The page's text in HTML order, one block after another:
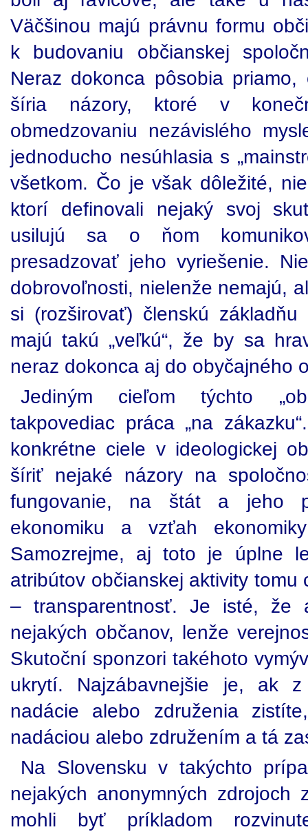
Väčšinou majú právnu formu
k budovaniu občianskej
Neraz dokonca pôsobia
šíria názory, ktoré v
obmedzovaniu nezávislého
jednoducho nesúhlasia s
všetkom. Čo je však dôležité,
ktorí definovali nejaký svoj
usilujú sa o ňom
presadzovať jeho vyriešenie.
dobrovoľnosti, nielenže nemajú,
si (rozširovať) členskú
majú takú „veľkú“, že by sa
neraz dokonca aj do obyčajného
Jediným cieľom týchto
takpovediac práca „na
konkrétne ciele v ideologickej
šíriť nejaké názory na
fungovanie, na štát a jeho
ekonomiku a vzťah
Samozrejme, aj toto je úplne
atribútov občianskej aktivity
– transparentnosť. Je isté, že
nejakých občanov, lenže
Skutoční sponzori takéhoto
ukrytí. Najzábavnejšie je, ak
nadácie alebo združenia
nadáciou alebo združením a tá
Na Slovensku v takýchto
nejakých anonymných
mohli byť príkladom